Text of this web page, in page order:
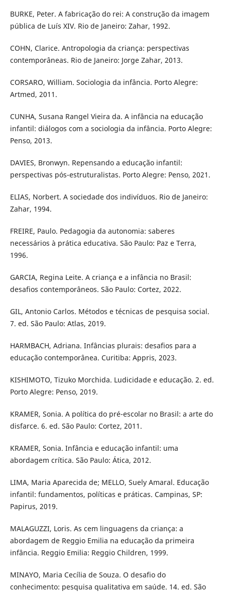
BURKE, Peter. A fabricação do rei: A construção da imagem
pública de Luís XIV. Rio de Janeiro: Zahar, 1992.
COHN, Clarice. Antropologia da criança: perspectivas
contemporâneas. Rio de Janeiro: Jorge Zahar, 2013.
CORSARO, William. Sociologia da infância. Porto Alegre:
Artmed, 2011.
CUNHA, Susana Rangel Vieira da. A infância na educação
infantil: diálogos com a sociologia da infância. Porto Alegre:
Penso, 2013.
DAVIES, Bronwyn. Repensando a educação infantil:
perspectivas pós-estruturalistas. Porto Alegre: Penso, 2021.
ELIAS, Norbert. A sociedade dos indivíduos. Rio de Janeiro:
Zahar, 1994.
FREIRE, Paulo. Pedagogia da autonomia: saberes
necessários à prática educativa. São Paulo: Paz e Terra,
1996.
GARCIA, Regina Leite. A criança e a infância no Brasil:
desafios contemporâneos. São Paulo: Cortez, 2022.
GIL, Antonio Carlos. Métodos e técnicas de pesquisa social.
7. ed. São Paulo: Atlas, 2019.
HARMBACH, Adriana. Infâncias plurais: desafios para a
educação contemporânea. Curitiba: Appris, 2023.
KISHIMOTO, Tizuko Morchida. Ludicidade e educação. 2. ed.
Porto Alegre: Penso, 2019.
KRAMER, Sonia. A política do pré-escolar no Brasil: a arte do
disfarce. 6. ed. São Paulo: Cortez, 2011.
KRAMER, Sonia. Infância e educação infantil: uma
abordagem crítica. São Paulo: Ática, 2012.
LIMA, Maria Aparecida de; MELLO, Suely Amaral. Educação
infantil: fundamentos, políticas e práticas. Campinas, SP:
Papirus, 2019.
MALAGUZZI, Loris. As cem linguagens da criança: a
abordagem de Reggio Emilia na educação da primeira
infância. Reggio Emilia: Reggio Children, 1999.
MINAYO, Maria Cecília de Souza. O desafio do
conhecimento: pesquisa qualitativa em saúde. 14. ed. São